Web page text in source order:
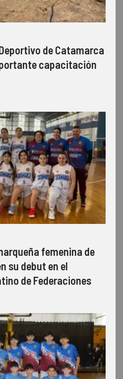
de Catamarca
capacitación
femenina de
su debut en el
de Federaciones